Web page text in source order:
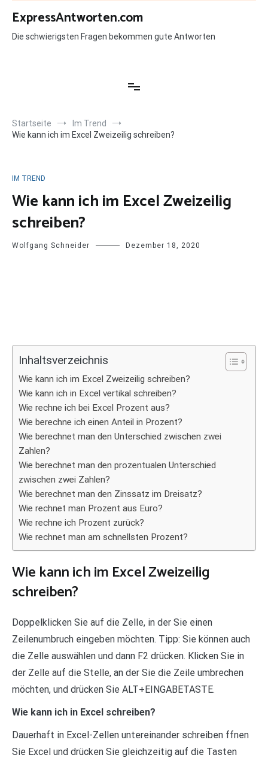
Zum
Inhalt
springen
ExpressAntworten.com
Die schwierigsten Fragen bekommen gute Antworten
Startseite
Im Trend
Wie kann ich im Excel Zweizeilig schreiben?
IM TREND
Wie kann ich im Excel Zweizeilig
schreiben?
Wolfgang Schneider Dezember 18, 2020
Inhaltsverzeichnis
Wie kann ich im Excel Zweizeilig schreiben?
Wie kann ich in Excel vertikal schreiben?
Wie rechne ich bei Excel Prozent aus?
Wie berechne ich einen Anteil in Prozent?
Wie berechnet man den Unterschied zwischen zwei
Zahlen?
Wie berechnet man den prozentualen Unterschied
zwischen zwei Zahlen?
Wie berechnet man den Zinssatz im Dreisatz?
Wie rechnet man Prozent aus Euro?
Wie rechne ich Prozent zurück?
Wie rechnet man am schnellsten Prozent?
Wie kann ich im Excel Zweizeilig
schreiben?
Doppelklicken Sie auf die Zelle, in der Sie einen
Zeilenumbruch eingeben möchten. Tipp: Sie können auch
die Zelle auswählen und dann F2 drücken. Klicken Sie in
der Zelle auf die Stelle, an der Sie die Zeile umbrechen
möchten, und drücken Sie ALT+EINGABETASTE.
Wie kann ich in Excel schreiben?
Dauerhaft in Excel-Zellen untereinander schreiben ffnen
Sie Excel und drücken Sie gleichzeitig auf die Tasten